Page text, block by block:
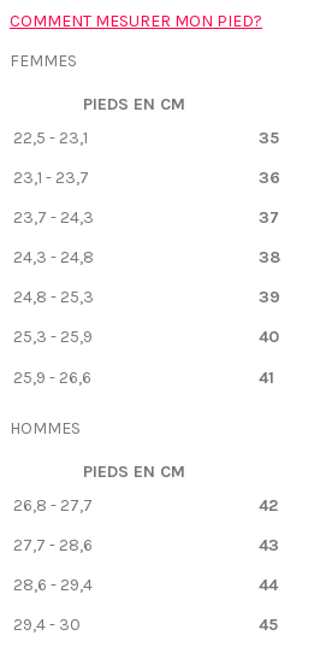
COMMENT MESURER MON PIED?
FEMMES
PIEDS EN CM
22,5 - 23,1
35
23,1 - 23,7
36
23,7 - 24,3
37
24,3 - 24,8
38
24,8 - 25,3
39
25,3 - 25,9
40
25,9 - 26,6
41
HOMMES
PIEDS EN CM
26,8 - 27,7
42
27,7 - 28,6
43
28,6 - 29,4
44
29,4 - 30
45